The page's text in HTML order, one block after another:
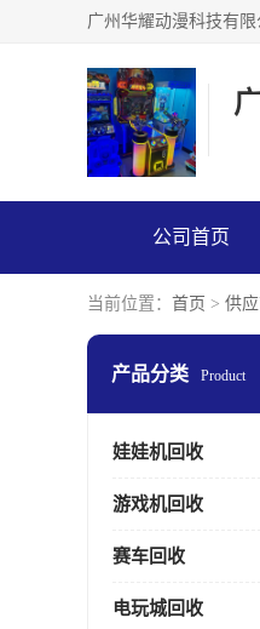
公司首页
当前位置： 首页 > 供
产品分类 Product
娃娃机回收
游戏机回收
赛车回收
电玩城回收